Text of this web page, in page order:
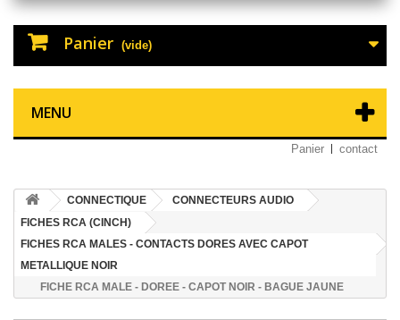
Panier (vide)
MENU
Panier contact
CONNECTIQUE
CONNECTEURS AUDIO
FICHES RCA (CINCH)
FICHES RCA MALES - CONTACTS DORES AVEC CAPOT
METALLIQUE NOIR
FICHE RCA MALE - DOREE - CAPOT NOIR - BAGUE JAUNE